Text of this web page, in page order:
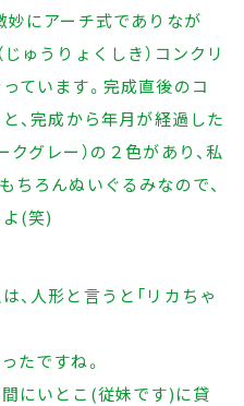
妙にアーチ式でありなが
ゅうりょくしき）コンクリ
ています。完成直後のコ
、完成から年月が経過した
グレー）の２色があり、私
ちろんぬいぐるみなので、
(笑)
、人形と言うと「リカちゃ
たですね。
にいとこ(従妹です)に貸